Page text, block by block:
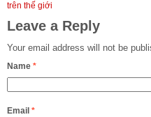
trên thế giới
Leave a Reply
Your email address will not be
Name *
Email *